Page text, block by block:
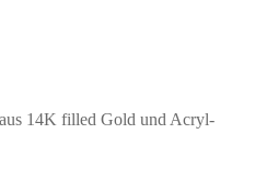
14K filled Gold und Acryl-